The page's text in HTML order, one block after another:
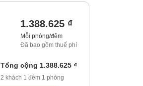
1.388.625 ₫
Mỗi phòng/đêm
Đã bao gồm thuế phí
Tổng cộng 1.388.625 ₫
2 khách 1 đêm 1 phòng